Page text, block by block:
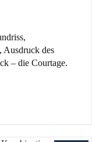
Ausdruck des
– die Courtage.